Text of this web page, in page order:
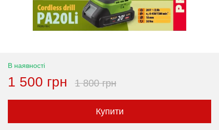
В наявності
1 500 грн 1 800 грн
Купити